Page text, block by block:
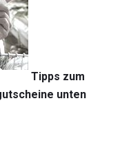
Tipps zum
unten